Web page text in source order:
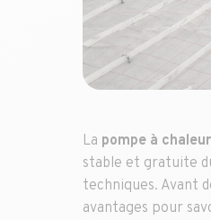
La pompe à
stable et gratuite
techniques. Avant
avantages pour